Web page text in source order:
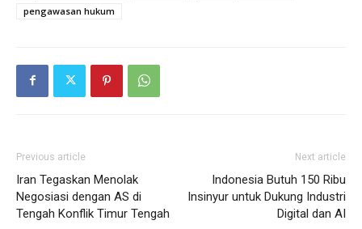
pengawasan hukum
Previous article
Iran Tegaskan Menolak
Negosiasi dengan AS di
Tengah Konflik Timur Tengah
Next article
Indonesia Butuh 150 Ribu
Insinyur untuk Dukung Industri
Digital dan AI